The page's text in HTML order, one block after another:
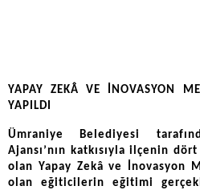
YAPAY ZEKÂ VE İNOVASYON
YAPILDI
Ümraniye Belediyesi
Ajansı’nın katkısıyla ilçenin
olan Yapay Zekâ ve İnovasyon
olan eğiticilerin eğitimi